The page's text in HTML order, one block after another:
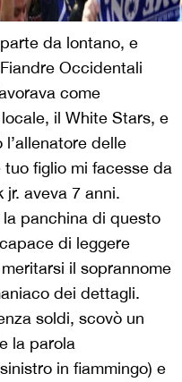
da lontano, e
Occidentali
come
il White Stars, e
delle
figlio mi facesse da
jr. aveva 7 anni.
panchina di questo
di leggere
il soprannome
dei dettagli.
soldi, scovò un
la parola
in fiammingo) e